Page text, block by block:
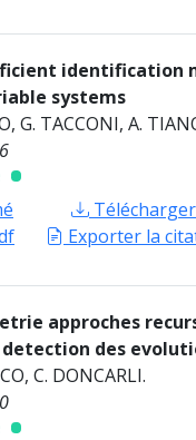
identification
systems
G. TACCONI, A.
Exporter la
approches
des
C. DONCARLI.